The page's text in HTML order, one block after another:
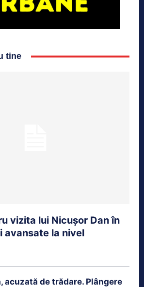
tine
vizita lui Nicușor Dan în
avansate la nivel
acuzată de trădare. Plângere